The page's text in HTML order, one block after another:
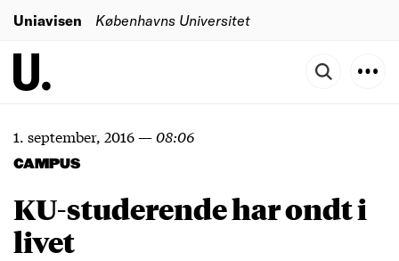
Uniavisen Københavns Universitet
1. september, 2016—08:06
CAMPUS
KU-studerende har ondt i
livet